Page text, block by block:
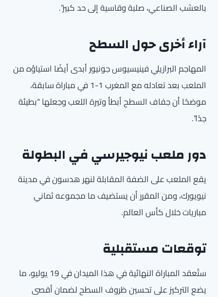
بالعشب الصناعي، صلبة وقاسية إلى حد كبير”.
آراء أخرى حول السطح
المهاجم البرازيلي فينيسيوس جونيور أبدى أيضًا استياؤه من
الملعب بعد تعادله مع المغرب 1-1 في مباراة سابقة،
موضحًا أن جفاف السطح أبطأ وتيرة اللعب وجعلها “بطيئة
جدًا”.
دور ملعب نيوجيرسي في البطولة
يقع الملعب على الضفة المقابلة لنهر هدسون في مدينة
نيويورك، ومن المقرر أن يستضيف ما مجموعه ثماني
مباريات خلال كأس العالم.
توقعات مستقبلية
ستُعقد المباراة النهائية في هذا الميدان في 19 يوليو، ما
يضع التركيز على تحسين ظروف السطح لضمان أقصى